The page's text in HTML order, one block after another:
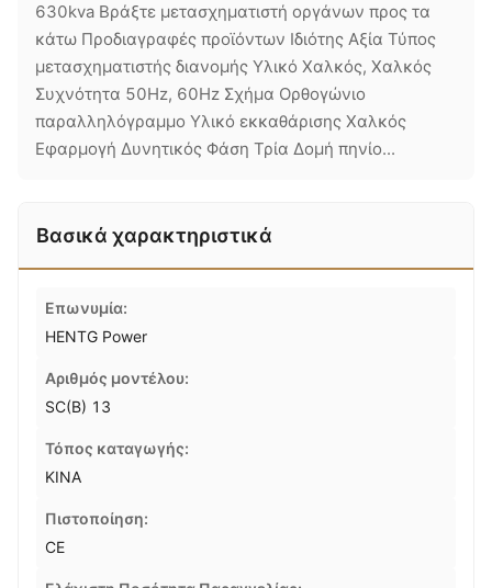
630kva Βράξτε μετασχηματιστή οργάνων προς τα
κάτω Προδιαγραφές προϊόντων Ιδιότης Αξία Τύπος
μετασχηματιστής διανομής Υλικό Χαλκός, Χαλκός
Συχνότητα 50Hz, 60Hz Σχήμα Ορθογώνιο
παραλληλόγραμμο Υλικό εκκαθάρισης Χαλκός
Εφαρμογή Δυνητικός Φάση Τρία Δομή πηνίο...
Βασικά χαρακτηριστικά
Επωνυμία:
HENTG Power
Αριθμός μοντέλου:
SC(B) 13
Τόπος καταγωγής:
ΚΙΝΑ
Πιστοποίηση:
CE